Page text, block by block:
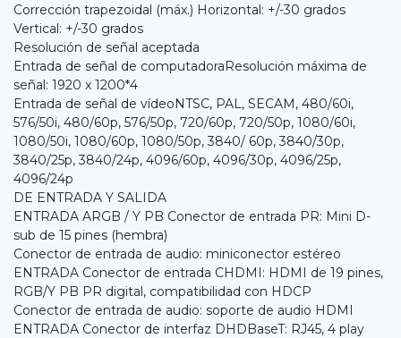
Corrección trapezoidal (máx.) Horizontal: +/-30 grados
Vertical: +/-30 grados
Resolución de señal aceptada
Entrada de señal de computadoraResolución máxima de
señal: 1920 x 1200*4
Entrada de señal de vídeoNTSC, PAL, SECAM, 480/60i,
576/50i, 480/60p, 576/50p, 720/60p, 720/50p, 1080/60i,
1080/50i, 1080/60p, 1080/50p, 3840/ 60p, 3840/30p,
3840/25p, 3840/24p, 4096/60p, 4096/30p, 4096/25p,
4096/24p
DE ENTRADA Y SALIDA
ENTRADA ARGB / Y PB Conector de entrada PR: Mini D-
sub de 15 pines (hembra)
Conector de entrada de audio: miniconector estéreo
ENTRADA Conector de entrada CHDMI: HDMI de 19 pines,
RGB/Y PB PR digital, compatibilidad con HDCP
Conector de entrada de audio: soporte de audio HDMI
ENTRADA Conector de interfaz DHDBaseT: RJ45, 4 play